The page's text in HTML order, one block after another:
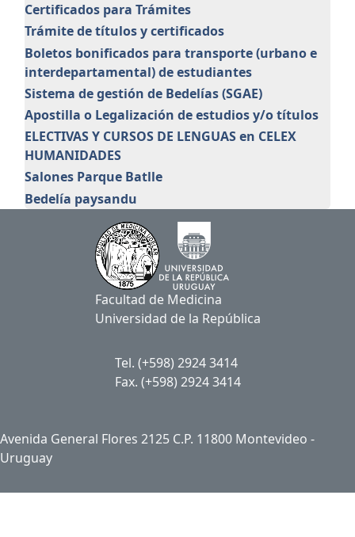
Certificados para Trámites
Trámite de títulos y certificados
Boletos bonificados para transporte (urbano e
interdepartamental) de estudiantes
Sistema de gestión de Bedelías (SGAE)
Apostilla o Legalización de estudios y/o títulos
ELECTIVAS Y CURSOS DE LENGUAS en CELEX
HUMANIDADES
Salones Parque Batlle
Bedelía paysandu
Facultad de Medicina
Universidad de la República
Tel. (+598) 2924 3414
Fax. (+598) 2924 3414
Avenida General Flores 2125 C.P. 11800 Montevideo -
Uruguay